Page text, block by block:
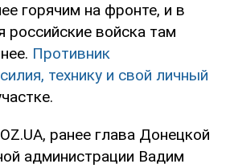
горячим на фронте, и в
российские войска там
Противник
технику и свой личный
ранее глава Донецкой
администрации Вадим